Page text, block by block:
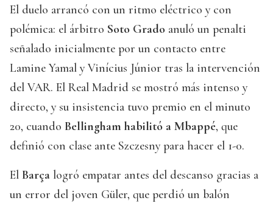
El duelo arrancó con un ritmo eléctrico y con
polémica: el árbitro Soto Grado anuló un penalti
señalado inicialmente por un contacto entre
Lamine Yamal y Vinícius Júnior tras la intervención
del VAR. El Real Madrid se mostró más intenso y
directo, y su insistencia tuvo premio en el minuto
20, cuando Bellingham habilitó a Mbappé, que
definió con clase ante Szczesny para hacer el 1-0.
El Barça logró empatar antes del descanso gracias a
un error del joven Güler, que perdió un balón